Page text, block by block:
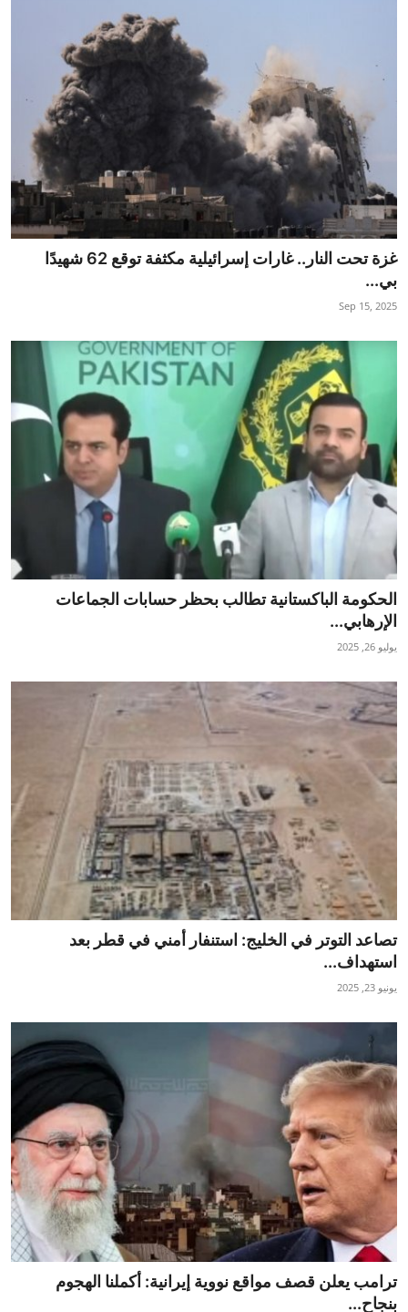
غزة تحت النار.. غارات إسرائيلية مكثفة توقع 62 شهيدًا
بي...
Sep 15, 2025
الحكومة الباكستانية تطالب بحظر حسابات الجماعات
الإرهابي...
يوليو 26, 2025
تصاعد التوتر في الخليج: استنفار أمني في قطر بعد
استهداف...
يونيو 23, 2025
ترامب يعلن قصف مواقع نووية إيرانية: أكملنا الهجوم
بنجاح...